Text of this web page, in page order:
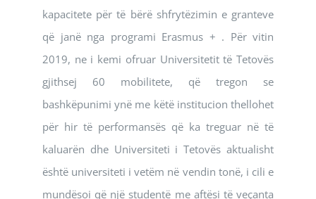
kapacitete për të bërë shfrytëzimin e granteve
që janë nga programi Erasmus + . Për vitin
2019, ne i kemi ofruar Universitetit të Tetovës
gjithsej 60 mobilitete, që tregon se
bashkëpunimi ynë me këtë institucion thellohet
për hir të performansës që ka treguar në të
kaluarën dhe Universiteti i Tetovës aktualisht
është universiteti i vetëm në vendin tonë, i cili e
mundësoi që një studentë me aftësi të veçanta